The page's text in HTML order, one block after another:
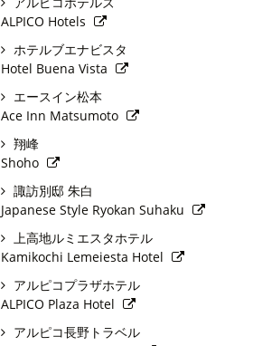
ALPICO Hotels
ホテルブエナビスタ
Hotel Buena Vista
エースイン松本
Ace Inn Matsumoto
翔峰
Shoho
諏訪別邸 朱白
Japanese Style Ryokan Suhaku
上高地ルミエスタホテル
Kamikochi Lemeiesta Hotel
アルピコプラザホテル
ALPICO Plaza Hotel
アルピコ長野トラベル